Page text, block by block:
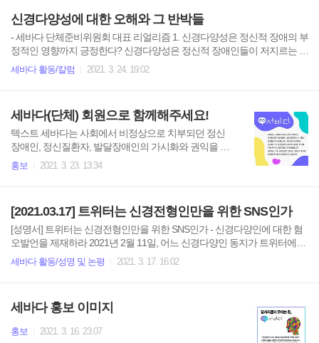
서 자폐 당사자들에 대한 부정적인 인식을 지니게 되었
습니다. 또한 이 날의 상징물들은 파란색, 전구, 퍼즐 등
이 있습니다. 이러한 상징물들은 치료주의자, 학부모 중
볼이라서 수많은 자폐 당사자 인권단체들에 의해 비난
에 ..
신경다양성에 대한 오해와 그 반박들
- 세바다 단체준비위원회 대표 리얼리즘 1. 신경다양성은 정신적 장애의 부
정적인 영향까지 긍정한다? 신경다양성은 정신적 장애인들이 저지르는 모
든 잘못을 신경다양성의 이름으로 합리화하는 운동이 아니다. 이들의 어떤
잘못은 신경다양성 특성과 면밀한 연관을 가지기도 한다. 그런 것들은 신
양성으로 정당화될 수 없다. Chris-Chan이라는 신경다양인이 신경다양인
과 다른 사회적 소수자를 비하하고, 게임 가게 직원을 차로 들이받은 것은
절대 정당화될 수 없다. 신경다양성은 사회적 물의를 일으키거나 범죄를
저지르게 하는 특성이 아니며 신경다양성은 그에게 남을 해칠 수 있는 권
리..
세바다 활동/칼럼 2021. 3. 24. 19:02
세바다(단체) 회원으로 함께해주세요!
텍스트 세바다는 사회에서 비정상으로 치부되던 정신
장애인, 정신질환자, 발달장애인의 가시화와 권익을 위
한 단체입니다. 사회성이 부족해도 됩니다! 조금 충동적
이면 어때요? 다양한 개성을 가진 우리는 신경다양성
바다 회원으로 함께해주세요. 가입신청서 링크 forms.gl
e/7xtXmyk9vMwpSkco7
홍보 2021. 3. 23. 13:34
[2021.03.17] 트위터는 신경전형인만을 위한 SNS인가
[성명서] 트위터는 신경전형인만을 위한 SNS인가 - 신경다양인에 대한 혐
오발언을 제재하라 2021년 2월 11일, 어느 신경다양인 동지가 트위터에서
한국의 교통사고에 대한 문제점을 제기했을 때 다른 유저가 그에게 "역시
자폐새끼는 이래서 안됨 ㅋㅋ"이라는 폭언을 하었다. 우리는 악의에 가득
가. 피해 동지는 트위터에 해당 발언을 신고하였다. 트위터 측에서 돌아온
답변은 "트위터 운영원칙을 위반한 내용을 찾을 수 없었음을 알려드립니
다."였다. 3월 17일 오늘, 해당 동지가 또 신경다양인 혐오발언을 들어야만
세바다 활동/성명 및 논평 2021. 3. 17. 16:02
세바다 홍보 이미지
홍보 2021. 3. 16. 23:07